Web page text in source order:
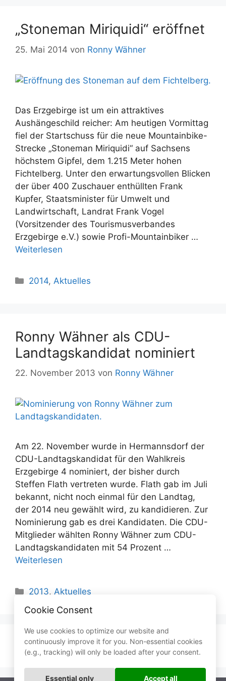
„Stoneman Miriquidi“ eröffnet
25. Mai 2014 von Ronny Wähner
Das Erzgebirge ist um ein attraktives
Aushängeschild reicher: Am heutigen Vormittag
fiel der Startschuss für die neue Mountainbike-
Strecke „Stoneman Miriquidi“ auf Sachsens
höchstem Gipfel, dem 1.215 Meter hohen
Fichtelberg. Unter den erwartungsvollen Blicken
der über 400 Zuschauer enthüllten Frank
Kupfer, Staatsminister für Umwelt und
Landwirtschaft, Landrat Frank Vogel
(Vorsitzender des Tourismusverbandes
Erzgebirge e.V.) sowie Profi-Mountainbiker …
Weiterlesen
Kategorien
2014, Aktuelles
Ronny Wähner als CDU-
Landtagskandidat nominiert
22. November 2013 von Ronny Wähner
Am 22. November wurde in Hermannsdorf der
CDU-Landtagskandidat für den Wahlkreis
Erzgebirge 4 nominiert, der bisher durch
Steffen Flath vertreten wurde. Flath gab im Juli
bekannt, nicht noch einmal für den Landtag,
der 2014 neu gewählt wird, zu kandidieren. Zur
Nominierung gab es drei Kandidaten. Die CDU-
Mitglieder wählten Ronny Wähner zum CDU-
Landtagskandidaten mit 54 Prozent …
Weiterlesen
Kategorien
2013,Aktuelles
Zurück Seite
1 … Seite
27 Seite
28
Cookie Consent
We use cookies to optimize our website and
continuously improve it for you. Non-essential cookies
(e.g., tracking) will only be loaded after your consent.
Essential only Accept all